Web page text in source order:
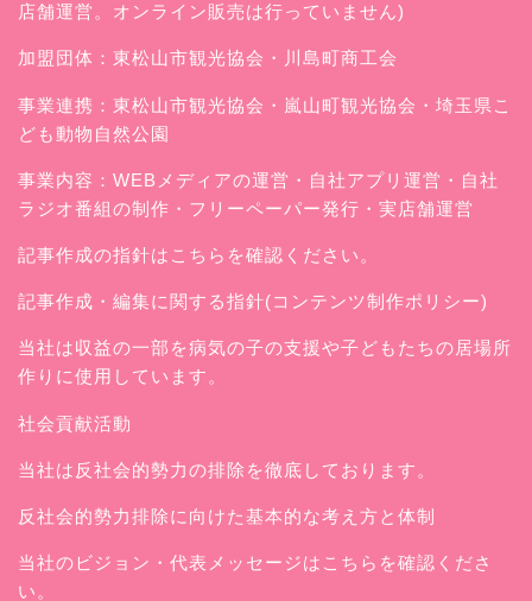
店舗運営。オンライン販売は行っていません)
加盟団体：東松山市観光協会・川島町商工会
事業連携：東松山市観光協会・嵐山町観光協会・埼玉県こ
ども動物自然公園
事業内容：WEBメディアの運営・自社アプリ運営・自社
ラジオ番組の制作・フリーペーパー発行・実店舗運営
記事作成の指針はこちらを確認ください。
記事作成・編集に関する指針(コンテンツ制作ポリシー)
当社は収益の一部を病気の子の支援や子どもたちの居場所
作りに使用しています。
社会貢献活動
当社は反社会的勢力の排除を徹底しております。
反社会的勢力排除に向けた基本的な考え方と体制
当社のビジョン・代表メッセージはこちらを確認くださ
い。